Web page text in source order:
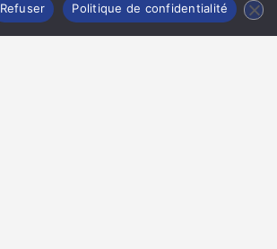
Refuser Politique de confidentialité